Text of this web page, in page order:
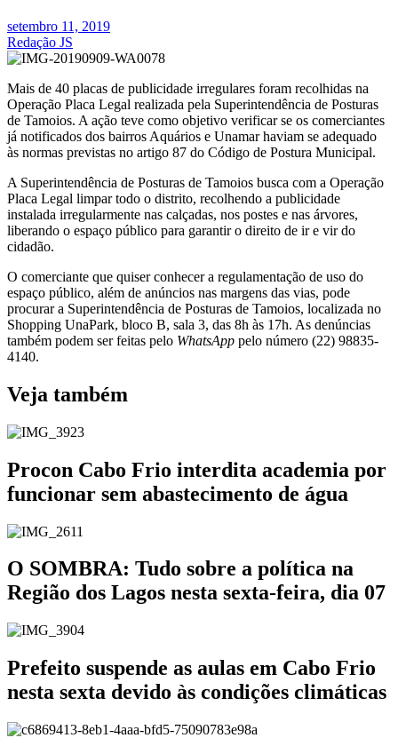
setembro 11, 2019
Redação JS
Mais de 40 placas de publicidade irregulares foram recolhidas na
Operação Placa Legal realizada pela Superintendência de Posturas
de Tamoios. A ação teve como objetivo verificar se os comerciantes
já notificados dos bairros Aquários e Unamar haviam se adequado
às normas previstas no artigo 87 do Código de Postura Municipal.
A Superintendência de Posturas de Tamoios busca com a Operação
Placa Legal limpar todo o distrito, recolhendo a publicidade
instalada irregularmente nas calçadas, nos postes e nas árvores,
liberando o espaço público para garantir o direito de ir e vir do
cidadão.
O comerciante que quiser conhecer a regulamentação de uso do
espaço público, além de anúncios nas margens das vias, pode
procurar a Superintendência de Posturas de Tamoios, localizada no
Shopping UnaPark, bloco B, sala 3, das 8h às 17h. As denúncias
também podem ser feitas pelo WhatsApp pelo número (22) 98835-
4140.
Veja também
Procon Cabo Frio interdita academia por
funcionar sem abastecimento de água
O SOMBRA: Tudo sobre a política na
Região dos Lagos nesta sexta-feira, dia 07
Prefeito suspende as aulas em Cabo Frio
nesta sexta devido às condições climáticas